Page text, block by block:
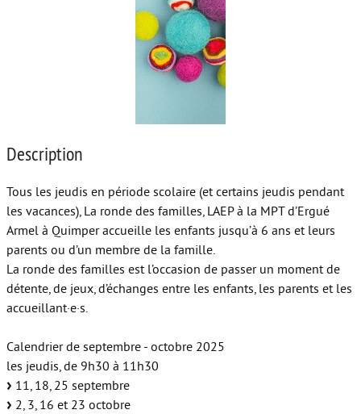
Sortir en famille
Vie de couple
Aide aux parents
Description
Tous les jeudis en période scolaire (et certains jeudis pendant
les vacances), La ronde des familles, LAEP à la MPT d’Ergué
Armel à Quimper accueille les enfants jusqu’à 6 ans et leurs
parents ou d’un membre de la famille.
La ronde des familles est l’occasion de passer un moment de
détente, de jeux, d’échanges entre les enfants, les parents et les
accueillant­·e·s.
Calendrier de septembre - octobre 2025
les jeudis, de 9h30 à 11h30
11, 18, 25 septembre
2, 3, 16 et 23 octobre